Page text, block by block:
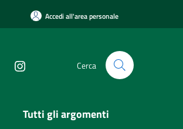
Accedi all'area personale
Cerca
Tutti gli argomenti